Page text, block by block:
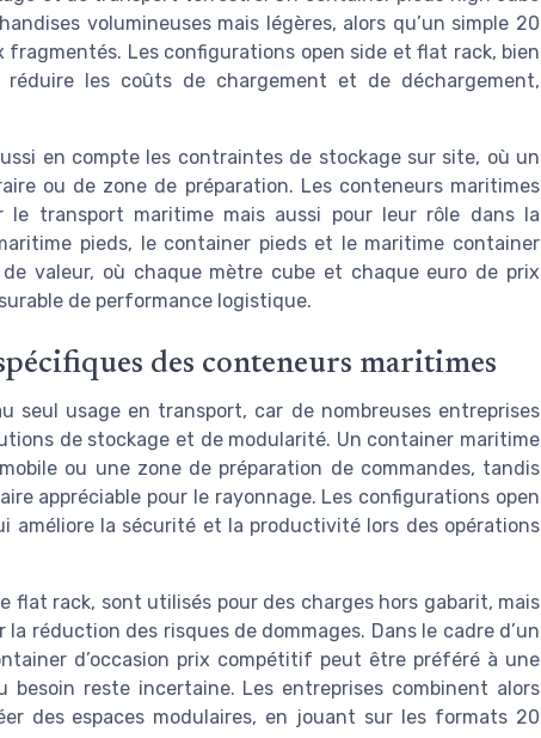
volumineuses mais légères, alors qu’un simple 20
Les configurations open side et flat rack, bien
les coûts de chargement et de déchargement,
en compte les contraintes de stockage sur site, où un
ou de zone de préparation. Les conteneurs maritimes
le transport maritime mais aussi pour leur rôle dans la
pieds, le container pieds et le maritime container
valeur, où chaque mètre cube et chaque euro de prix
de performance logistique.
des conteneurs maritimes
seul usage en transport, car de nombreuses entreprises
de stockage et de modularité. Un container maritime
ou une zone de préparation de commandes, tandis
appréciable pour le rayonnage. Les configurations open
améliore la sécurité et la productivité lors des opérations
flat rack, sont utilisés pour des charges hors gabarit, mais
réduction des risques de dommages. Dans le cadre d’un
d’occasion prix compétitif peut être préféré à une
reste incertaine. Les entreprises combinent alors
des espaces modulaires, en jouant sur les formats 20